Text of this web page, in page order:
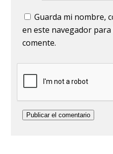
Guarda mi nombre,
en este navegador
comente.